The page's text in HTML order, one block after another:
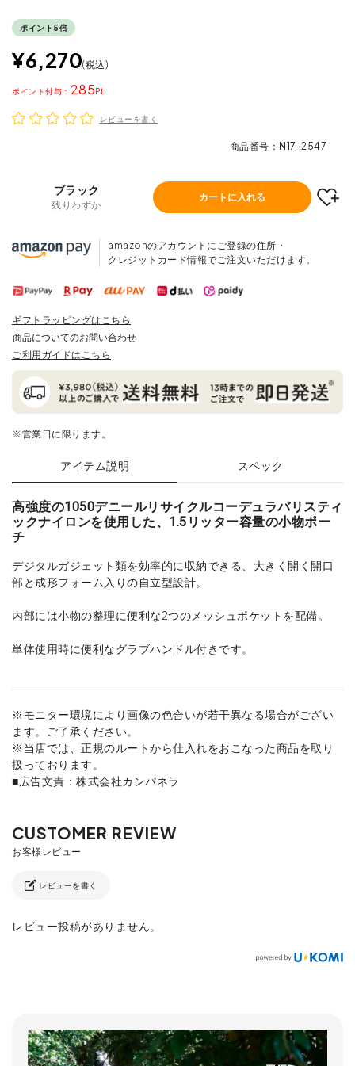
ポイント5倍
¥6,270 税込
285
ポイント
レビューを書く
商品番号 N17-2547
ブラック
残りわずか
カートに入れる
amazonのアカウントにご登録の住所・
クレジットカード情報でご注文いただけます。
ギフトラッピングはこちら
商品についてのお問い合わせ
ご利用ガイドはこちら
※営業日に限ります。
アイテム説明 スペック
高強度の1050デニールリサイクルコーデュラバリスティ
ックナイロンを使用した、1.5リッター容量の小物ポー
チ
デジタルガジェット類を効率的に収納できる、大きく開く開口
部と成形フォーム入りの自立型設計。
内部には小物の整理に便利な2つのメッシュポケットを配備。
単体使用時に便利なグラブハンドル付きです。
※モニター環境により画像の色合いが若干異なる場合がござい
ます。ご了承ください。
※当店では、正規のルートから仕入れをおこなった商品を取り
扱っております。
■広告文責：株式会社カンパネラ
レビューを書く
レビュー投稿がありません。